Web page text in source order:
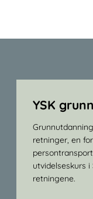
YSK
retninger, en
utvidelseskurs
retningene.